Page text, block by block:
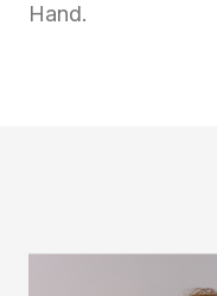
Hand.